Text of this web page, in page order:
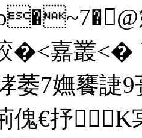
�<嘉叢
7嫵饔誱9
傀€抒３